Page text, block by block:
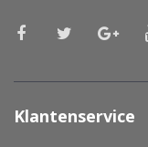
Klantenservice